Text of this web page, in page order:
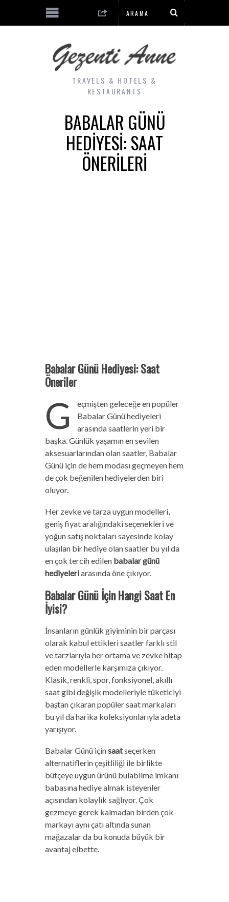
TRAVELS & HOTELS &
RESTAURANTS
BABALAR GÜNÜ
HEDIYESI: SAAT
ÖNERILERI
Babalar Günü Hediyesi: Saat
Öneriler
G
eçmişten geleceğe en popüler
Babalar Günü hediyeleri
arasında saatlerin yeri bir
başka. Günlük yaşamın en sevilen
aksesuarlarından olan saatler, Babalar
Günü için de hem modası geçmeyen hem
de çok beğenilen hediyelerden biri
oluyor.
Her zevke ve tarza uygun modelleri,
geniş fiyat aralığındaki seçenekleri ve
yoğun satış noktaları sayesinde kolay
ulaşılan bir hediye olan saatler bu yıl da
en çok tercih edilen babalar günü
hediyeleriarasında öne çıkıyor.
Babalar Günü İçin Hangi Saat En
İyisi?
İnsanların günlük giyiminin bir parçası
olarak kabul ettikleri saatler farklı stil
ve tarzlarıyla her ortama ve zevke hitap
eden modellerle karşımıza çıkıyor.
Klasik, renkli, spor, fonksiyonel, akıllı
saat gibi değişik modelleriyle tüketiciyi
baştan çıkaran popüler saat markaları
bu yıl da harika koleksiyonlarıyla adeta
yarışıyor.
Babalar Günü içinsaatseçerken
alternatiflerin çeşitliliği ile birlikte
bütçeye uygun ürünü bulabilme imkanı
babasına hediye almak isteyenler
açısından kolaylık sağlıyor. Çok
gezmeye gerek kalmadan birden çok
markayı aynı çatı altında sunan
mağazalar da bu konuda büyük bir
avantaj elbette.